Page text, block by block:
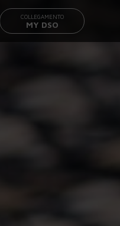
COLLEGAMENTO
MY DSO